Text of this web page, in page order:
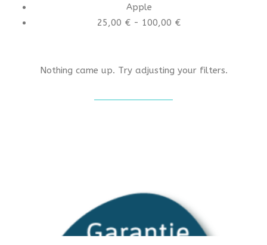
Apple
25,00 € - 100,00 €
Nothing came up. Try adjusting your filters.